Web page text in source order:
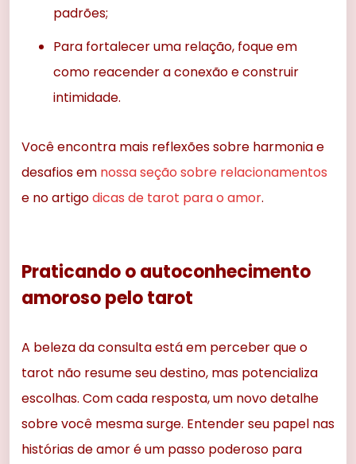
padrões;
Para fortalecer uma relação, foque em
como reacender a conexão e construir
intimidade.
Você encontra mais reflexões sobre harmonia e
desafios em nossa seção sobre relacionamentos
e no artigodicas de tarot para o amor.
Praticando o autoconhecimento
amoroso pelo tarot
A beleza da consulta está em perceber que o
tarot não resume seu destino, mas potencializa
escolhas. Com cada resposta, um novo detalhe
sobre você mesma surge. Entender seu papel nas
histórias de amor é um passo poderoso para